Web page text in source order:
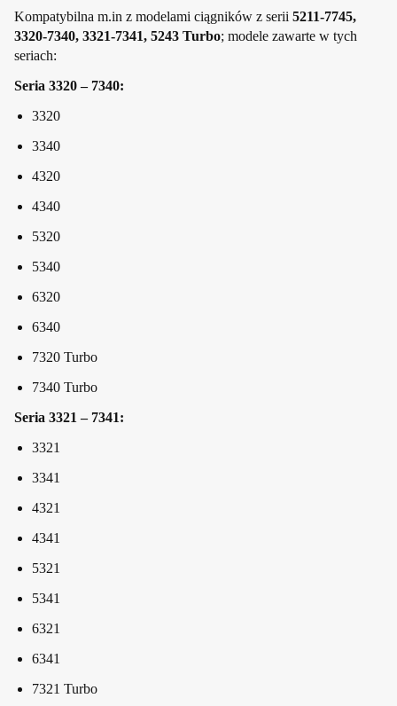
Kompatybilna m.in z modelami ciągników z serii 5211-7745,
3320-7340, 3321-7341, 5243 Turbo; modele zawarte w tych
seriach:
Seria 3320 – 7340:
3320
3340
4320
4340
5320
5340
6320
6340
7320 Turbo
7340 Turbo
Seria 3321 – 7341:
3321
3341
4321
4341
5321
5341
6321
6341
7321 Turbo